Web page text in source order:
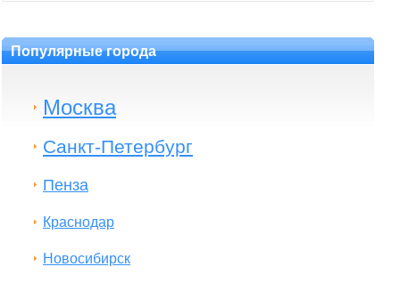
Популярные города
Москва
Санкт-Петербург
Пенза
Краснодар
Новосибирск